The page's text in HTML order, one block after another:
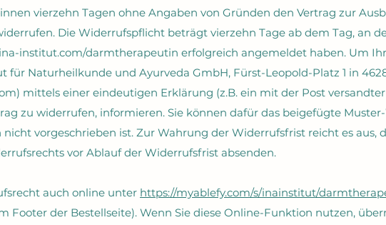
vierzehn Tagen ohne Angaben von Gründen den Vertrag zur
Die Widerrufspflicht beträgt vierzehn Tage ab dem Tag, an
institut.com/darmtherapeutin erfolgreich angemeldet haben. Um
für Naturheilkunde und Ayurveda GmbH, Fürst-Leopold-Platz 1 in
) mittels einer eindeutigen Erklärung (z.B. ein mit der Post
zu widerrufen, informieren. Sie können dafür das beigefügte
nicht vorgeschrieben ist. Zur Wahrung der Widerrufsfrist reicht es aus,
vor Ablauf der Widerrufsfrist absenden.
auch online unter https://myablefy.com/s/inainstitut/
Footer der Bestellseite). Wenn Sie diese Online-Funktion nutzen,